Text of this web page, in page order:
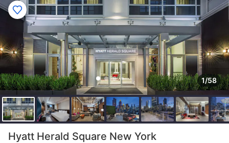
1/58
Hyatt Herald Square New York
Оценка в звезди: 4 звезди